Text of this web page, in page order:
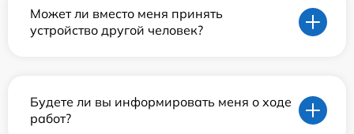
Может ли вместо меня принять
устройство другой человек?
Будете ли вы информировать меня о ходе
работ?